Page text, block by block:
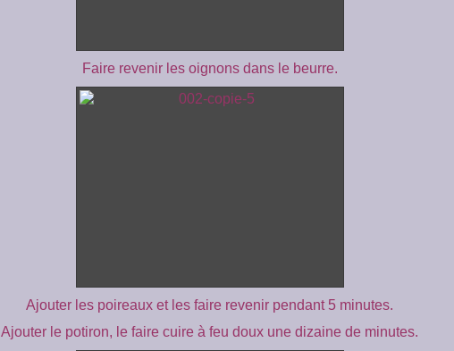
Faire revenir les oignons dans le beurre.
Ajouter les poireaux et les faire revenir pendant 5 minutes.
Ajouter le potiron, le faire cuire à feu doux une dizaine de minutes.